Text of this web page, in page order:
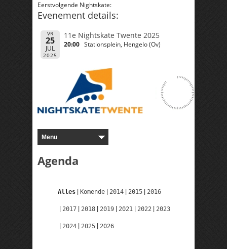
Eerstvolgende Nightskate:
Evenement details:
VR
25
JUL
2025
11e Nightskate Twente 2025
20:00 Stationsplein, Hengelo (Ov)
Agenda
Alles Komende 2014 2015 2016
2017 2018 2019 2021 2022 2023
2024 2025 2026